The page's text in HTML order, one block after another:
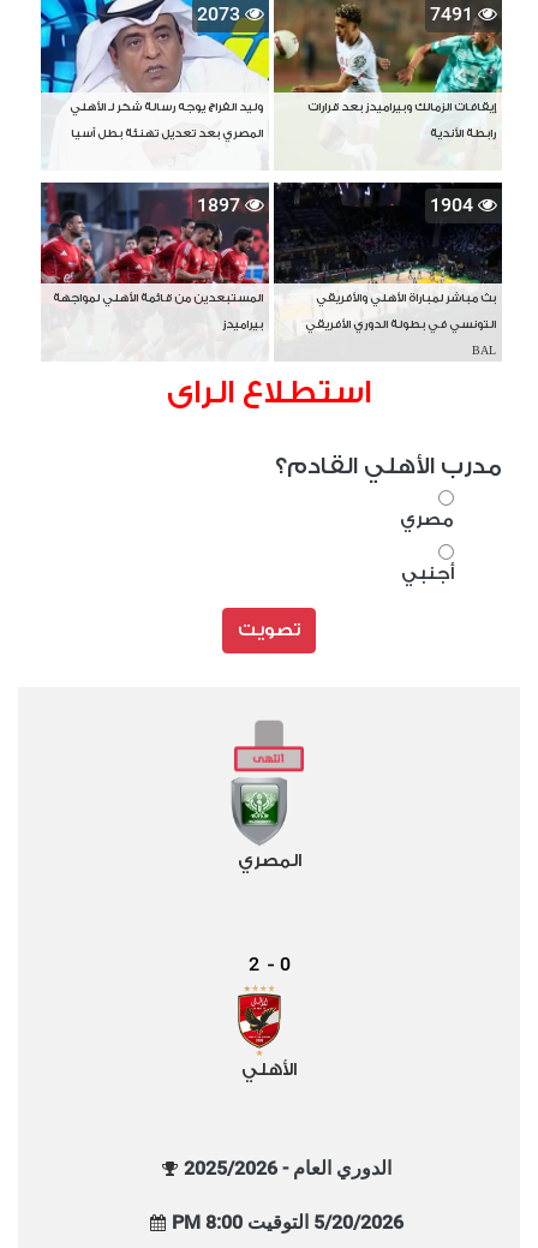
7491
إيقافات الزمالك وبيراميدز بعد قرارات
رابطة الأندية
2073
وليد الفراج يوجه رسالة شكر لـ الأهلي
المصري بعد تعديل تهنئة بطل آسيا
1904
بث مباشر لمباراة الأهلي والأفريقي
التونسي في بطولة الدوري الأفريقي
BAL
1897
المستبعدين من قائمة الأهلي لمواجهة
بيراميدز
استطلاع الراى
مدرب الأهلي القادم؟
مصري
أجنبي
تصويت
المصري
0
-
2
الأهلي
الدوري العام - 2025/2026
5/20/2026 التوقيت 8:00 PM